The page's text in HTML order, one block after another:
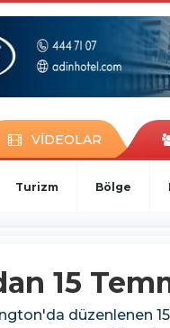
VİDEOLAR
Turizm Bölge
15
düzenlenen